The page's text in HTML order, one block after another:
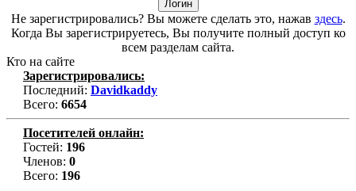
Не зарегистрировались? Вы можете сделать это, нажав здесь.
Когда Вы зарегистрируетесь, Вы получите полный доступ ко
всем разделам сайта.
Кто на сайте
Зарегистрировались:
Последний: Davidkaddy
Всего: 6654
Посетителей онлайн:
Гостей: 196
Членов: 0
Всего: 196